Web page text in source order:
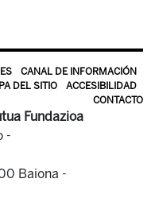
CANAL DE INFORMACIÓN
DEL SITIO
ACCESIBILIDAD
CONTACTO
Fundazioa
-
Baiona -